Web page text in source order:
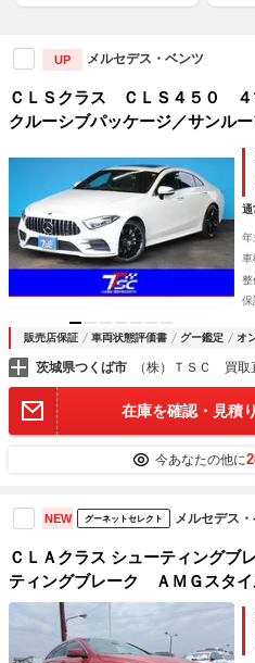
UP メルセデス・ベンツ
ＣＬＳクラス ＣＬＳ４５０
クルーシブパッケージ／サンル
後席シートヒーター／ブルメス
レイ対応／前後ドラレコ／オー
ｅｔｏｏｔｈ接続／ＥＴＣ
通
年
車
整
保
販売店保証 車両状態評価書 グー鑑定 オ
茨城県つくば市 （株）ＴＳＣ 買
在庫を確認・見積
今あなたの他に
NEW グーネットセレクト メルセデス
ＣＬＡクラス シューティング
ティングブレーク ＡＭＧスタ
ケージ プレミアムパッケージ
ヒーター パノラミックルー
ビ バックカメラ 地デジ オ